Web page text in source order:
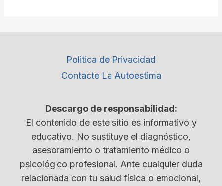
Politica de Privacidad
Contacte La Autoestima
Descargo de responsabilidad:
El contenido de este sitio es informativo y
educativo. No sustituye el diagnóstico,
asesoramiento o tratamiento médico o
psicológico profesional. Ante cualquier duda
relacionada con tu salud física o emocional,